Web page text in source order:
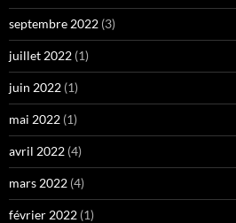
septembre 2022 (3)
juillet 2022 (1)
juin 2022 (1)
mai 2022 (1)
avril 2022 (4)
mars 2022 (4)
février 2022 (1)